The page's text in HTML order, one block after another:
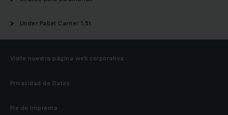
Under Pallet Carrier 1,5t
Visite nuestra página web corporativa
Privacidad de Datos
Pie de imprenta